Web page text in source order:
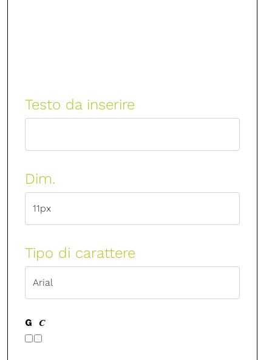
Testo da inserire
Dim.
Tipo di carattere